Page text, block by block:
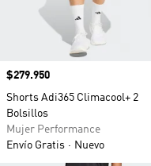
Precio
$279.950
Shorts Adi365 Climacool+ 2
Bolsillos
Mujer Performance
Envío Gratis
Nuevo